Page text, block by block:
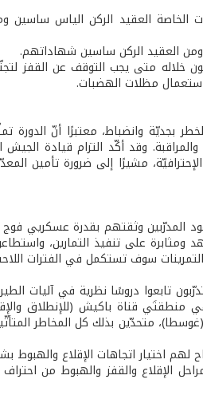
الخاصة العقيد الركن الياس ساسين
ومن العقيد الركن ساسين شهاداتهم.
خلاله متى يجب التوقف عن القفز
استعمال مظلات الهضبات.
بجديّة وانضباط، معتبرًا أنّ الدورة
وقد أكّد التزام قيادة
مشيرًا إلى ضرورة تأمين
المدرّبين وثقتهم بقدرة عسكريي
ومثابرة على تنفيذ التمارين،
سوف تستكمل في الفترات
تابعوا دروسًا نظرية في آليات
قناة باكيش (للإنطلاق
متحدّين بذلك كل المخاطر
لهم اختيار اتجاهات الإقلاع
الإقلاع والقفز والهبوط من